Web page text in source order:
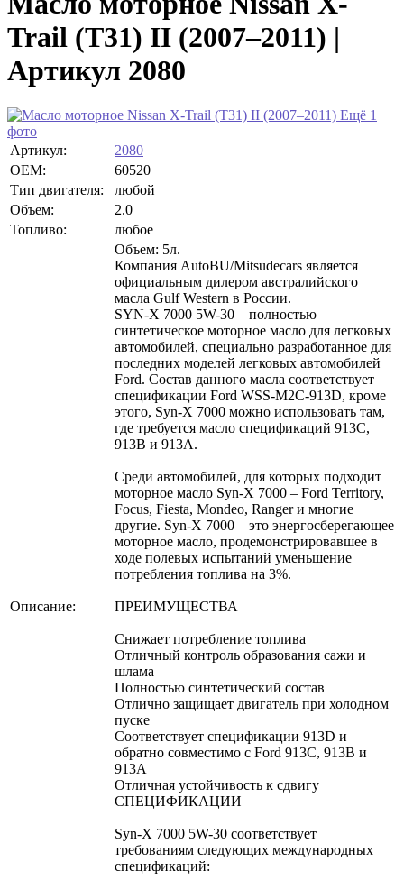
Trail (T31) II (2007–2011) |
Артикул 2080
Ещё 1
фото
Артикул:
2080
OEM:
60520
Тип двигателя:
любой
Объем:
2.0
Топливо:
любое
Описание:
Объем: 5л.
Компания AutoBU/Mitsudecars является
официальным дилером австралийского
масла Gulf Western в России.
SYN-X 7000 5W-30 – полностью
синтетическое моторное масло для легковых
автомобилей, специально разработанное для
последних моделей легковых автомобилей
Ford. Состав данного масла соответствует
спецификации Ford WSS-M2C-913D, кроме
этого, Syn-X 7000 можно использовать там,
где требуется масло спецификаций 913С,
913В и 913А.
Среди автомобилей, для которых подходит
моторное масло Syn-X 7000 – Ford Territory,
Focus, Fiesta, Mondeo, Ranger и многие
другие. Syn-X 7000 – это энергосберегающее
моторное масло, продемонстрировавшее в
ходе полевых испытаний уменьшение
потребления топлива на 3%.
ПРЕИМУЩЕСТВА
Снижает потребление топлива
Отличный контроль образования сажи и
шлама
Полностью синтетический состав
Отлично защищает двигатель при холодном
пуске
Соответствует спецификации 913D и
обратно совместимо с Ford 913C, 913B и
913A
Отличная устойчивость к сдвигу
СПЕЦИФИКАЦИИ
Syn-X 7000 5W-30 соответствует
требованиям следующих международных
спецификаций: